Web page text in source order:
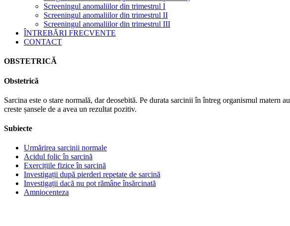
Screeningul anomaliilor din trimestrul I
Screeningul anomaliilor din trimestrul II
Screeningul anomaliilor din trimestrul III
ÎNTREBĂRI FRECVENTE
CONTACT
OBSTETRICĂ
Obstetrică
Sarcina este o stare normală, dar deosebită. Pe durata sarcinii în întreg organismul
creste șansele de a avea un rezultat pozitiv.
Subiecte
Urmărirea sarcinii normale
Acidul folic în sarcină
Exercițiile fizice în sarcină
Investigații după pierderi repetate de sarcină
Investigații dacă nu pot rămâne însărcinată
Amniocenteza